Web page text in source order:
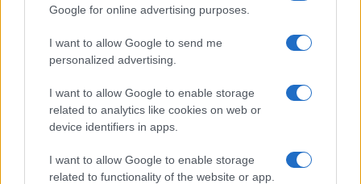
Google for online advertising purposes.
I want to allow Google to send me
personalized advertising.
I want to allow Google to enable storage
related to analytics like cookies on web or
device identifiers in apps.
I want to allow Google to enable storage
related to functionality of the website or app.